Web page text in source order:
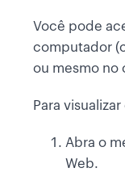
Você pode
computador
ou mesmo no
Para
Abra o
Web.